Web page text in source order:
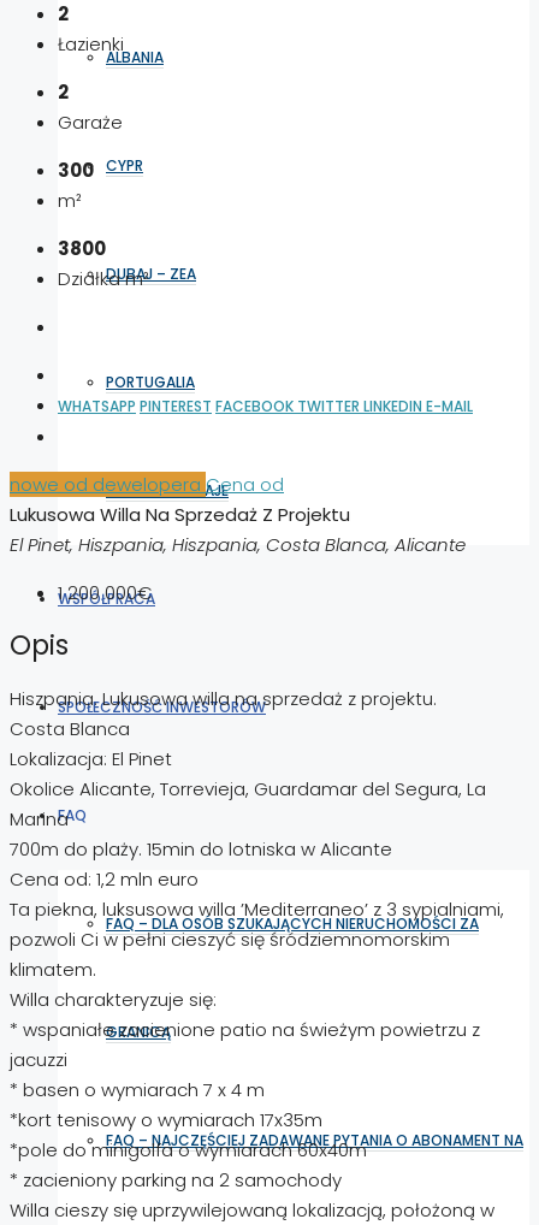
ALBANIA
CYPR
DUBAJ – ZEA
PORTUGALIA
WSZYSTKIE KRAJE
WSPÓŁPRACA
SPOŁECZNOŚĆ INWESTORÓW
FAQ
FAQ – DLA OSÓB SZUKAJĄCYCH NIERUCHOMOŚCI ZA
GRANICĄ
FAQ – NAJCZĘŚCIEJ ZADAWANE PYTANIA O ABONAMENT NA
2
Łazienki
2
Garaże
300
m²
3800
Działka m²
WHATSAPP PINTEREST FACEBOOK TWITTER LINKEDIN E-MAIL
nowe od dewelopera Cena od
Lukusowa Willa Na Sprzedaż Z Projektu
El Pinet, Hiszpania, Hiszpania, Costa Blanca, Alicante
1 200 000€
Opis
Hiszpania. Lukusowa willa na sprzedaż z projektu.
Costa Blanca
Lokalizacja: El Pinet
Okolice Alicante, Torrevieja, Guardamar del Segura, La
Marina
700m do plaży. 15min do lotniska w Alicante
Cena od: 1,2 mln euro
Ta piekna, luksusowa willa ’Mediterraneo’ z 3 sypialniami,
pozwoli Ci w pełni cieszyć się śródziemnomorskim
klimatem.
Willa charakteryzuje się:
* wspaniałe zacienione patio na świeżym powietrzu z
jacuzzi
* basen o wymiarach 7 x 4 m
*kort tenisowy o wymiarach 17x35m
*pole do minigolfa o wymiarach 60x40m
* zacieniony parking na 2 samochody
Willa cieszy się uprzywilejowaną lokalizacją, położoną w